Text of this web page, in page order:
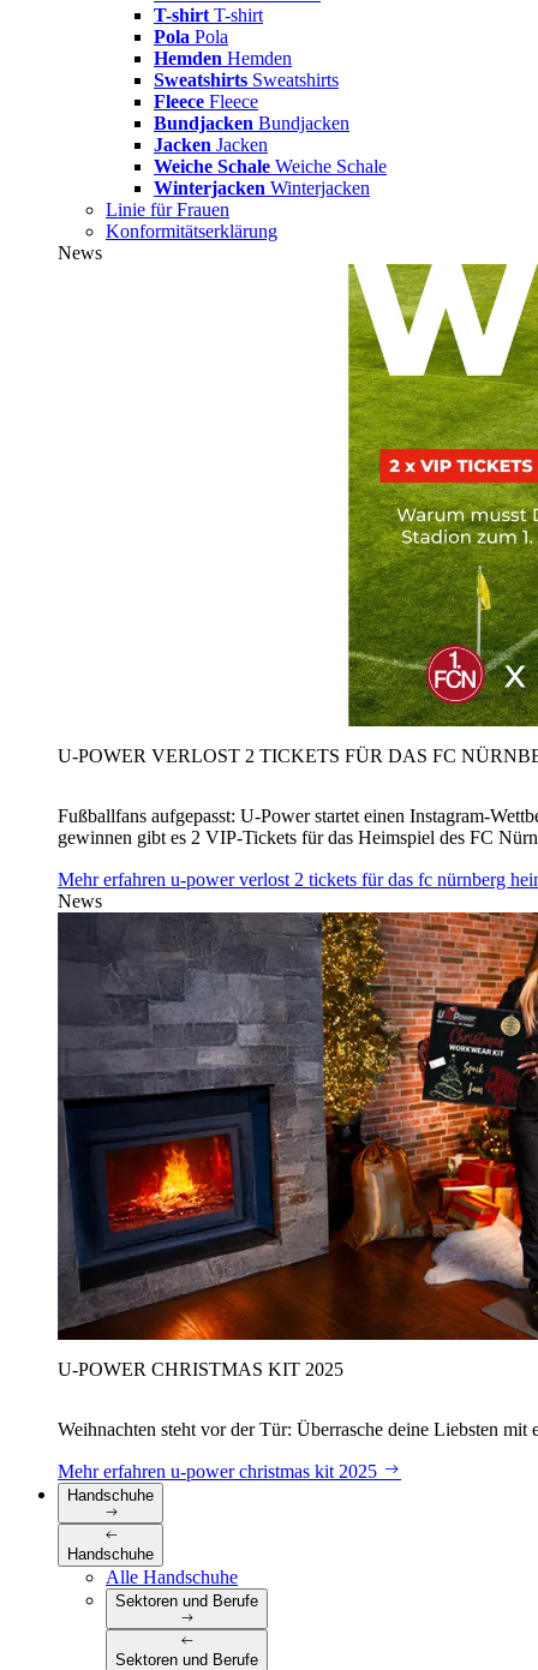
T-shirt T-shirt
Pola Pola
Hemden Hemden
Sweatshirts Sweatshirts
Fleece Fleece
Bundjacken Bundjacken
Jacken Jacken
Weiche Schale Weiche Schale
Winterjacken Winterjacken
Linie für Frauen
Konformitätserklärung
News
U‑POWER VERLOST 2 TICKETS FÜR DAS FC
Fußballfans aufgepasst: U‑Power startet einen Instagram-
gewinnen gibt es 2 VIP-Tickets für das Heimspiel des FC
Mehr erfahren u‑power verlost 2 tickets für das fc nürnberg
News
U‑POWER CHRISTMAS KIT 2025
Weihnachten steht vor der Tür: Überrasche deine Liebsten
Mehr erfahren u‑power christmas kit 2025
Handschuhe
Handschuhe
Alle Handschuhe
Sektoren und Berufe
Sektoren und Berufe